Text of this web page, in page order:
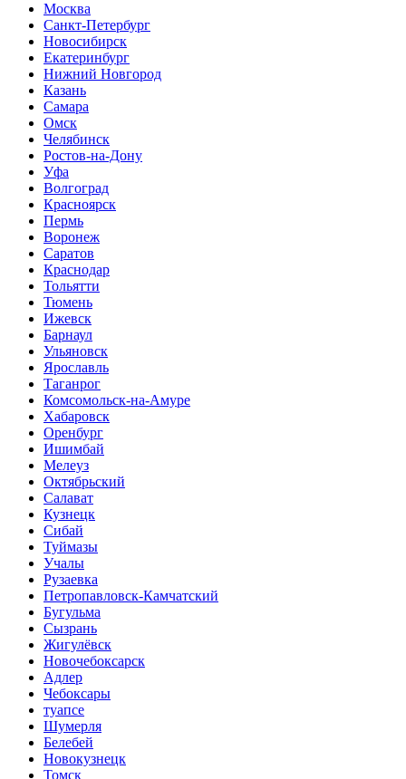
Москва
Санкт-Петербург
Новосибирск
Екатеринбург
Нижний Новгород
Казань
Самара
Омск
Челябинск
Ростов-на-Дону
Уфа
Волгоград
Красноярск
Пермь
Воронеж
Саратов
Краснодар
Тольятти
Тюмень
Ижевск
Барнаул
Ульяновск
Ярославль
Таганрог
Комсомольск-на-Амуре
Хабаровск
Оренбург
Ишимбай
Мелеуз
Октябрьский
Салават
Кузнецк
Сибай
Туймазы
Учалы
Рузаевка
Петропавловск-Камчатский
Бугульма
Сызрань
Жигулёвск
Новочебоксарск
Адлер
Чебоксары
туапсе
Шумерля
Белебей
Новокузнецк
Томск